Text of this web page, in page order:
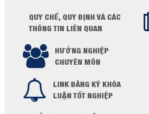
QUY CHẾ, QUY ĐỊNH VÀ CÁC
THÔNG TIN LIÊN QUAN
HƯỚNG NGHIỆP
CHUYÊN MÔN
LINK ĐĂNG KÝ KHÓA
LUẬN TỐT NGHIỆP